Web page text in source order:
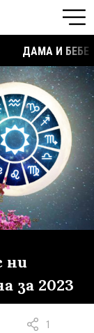
ДАМА И БЕБЕ
ни
за 2023
1